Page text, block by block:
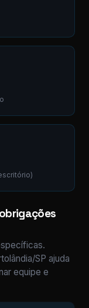
SP ajuda
equipe e